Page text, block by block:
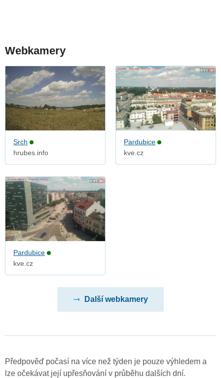
Webkamery
Srch
hrubes.info
Pardubice
kve.cz
Pardubice
kve.cz
Další webkamery
Předpověď počasí na více než týden je pouze výhledem a
lze očekávat její upřesňování v průběhu dalších dní.